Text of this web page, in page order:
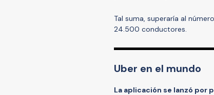
Tal suma, superaría al
24.500 conductores.
Uber en el mundo
La aplicación se lanzó por